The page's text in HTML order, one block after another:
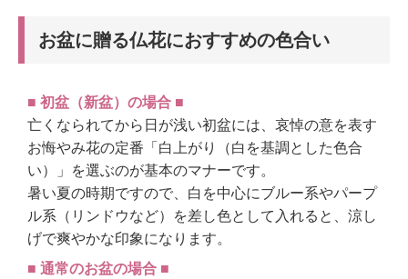
お盆に贈る仏花におすすめの色合い
■ 初盆（新盆）の場合 ■
亡くなられてから日が浅い初盆には、哀悼の意を表す
お悔やみ花の定番「白上がり（白を基調とした色合
い）」を選ぶのが基本のマナーです。
暑い夏の時期ですので、白を中心にブルー系やパープ
ル系（リンドウなど）を差し色として入れると、涼し
げで爽やかな印象になります。
■ 通常のお盆の場合 ■